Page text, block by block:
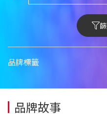
品牌標籤
品牌故事